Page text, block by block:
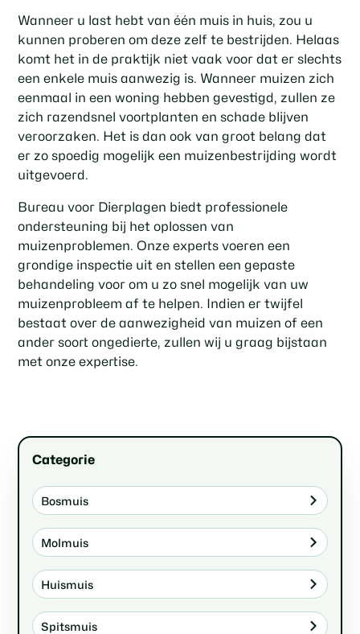
Categorie
Bosmuis
Molmuis
Huismuis
Spitsmuis
Wanneer u last hebt van één muis in huis, zou u
kunnen proberen om deze zelf te bestrijden. Helaas
komt het in de praktijk niet vaak voor dat er slechts
een enkele muis aanwezig is. Wanneer muizen zich
eenmaal in een woning hebben gevestigd, zullen ze
zich razendsnel voortplanten en schade blijven
veroorzaken. Het is dan ook van groot belang dat
er zo spoedig mogelijk een muizenbestrijding wordt
uitgevoerd.
Bureau voor Dierplagen biedt professionele
ondersteuning bij het oplossen van
muizenproblemen. Onze experts voeren een
grondige inspectie uit en stellen een gepaste
behandeling voor om u zo snel mogelijk van uw
muizenprobleem af te helpen. Indien er twijfel
bestaat over de aanwezigheid van muizen of een
ander soort ongedierte, zullen wij u graag bijstaan
met onze expertise.